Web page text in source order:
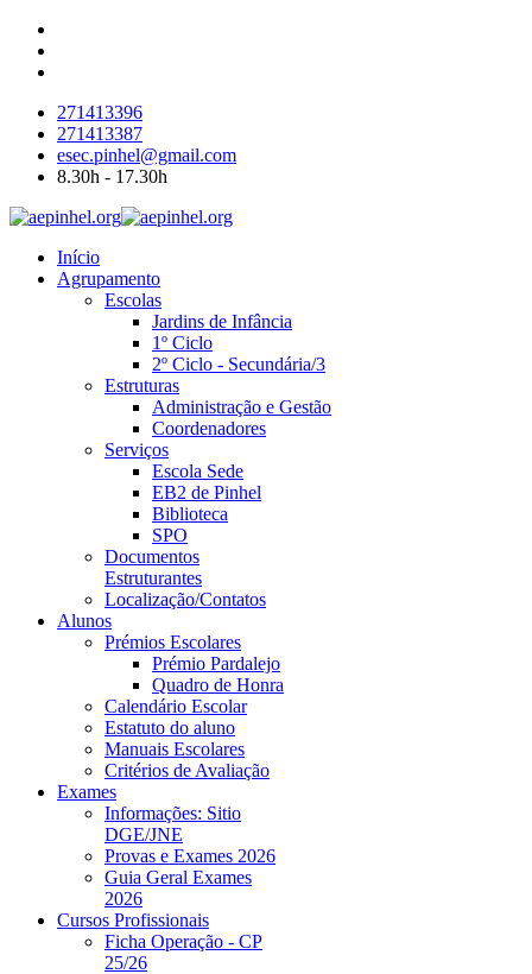
271413396
271413387
esec.pinhel@gmail.com
8.30h - 17.30h
Início
Agrupamento
Escolas
Jardins de Infância
1º Ciclo
2º Ciclo - Secundária/3
Estruturas
Administração e Gestão
Coordenadores
Serviços
Escola Sede
EB2 de Pinhel
Biblioteca
SPO
Documentos
Estruturantes
Localização/Contatos
Alunos
Prémios Escolares
Prémio Pardalejo
Quadro de Honra
Calendário Escolar
Estatuto do aluno
Manuais Escolares
Critérios de Avaliação
Exames
Informações: Sitio
DGE/JNE
Provas e Exames 2026
Guia Geral Exames
2026
Cursos Profissionais
Ficha Operação - CP
25/26